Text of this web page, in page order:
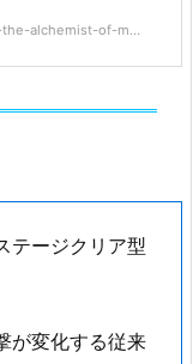
alchemist-of-m...
テージクリア型
が変化する従来